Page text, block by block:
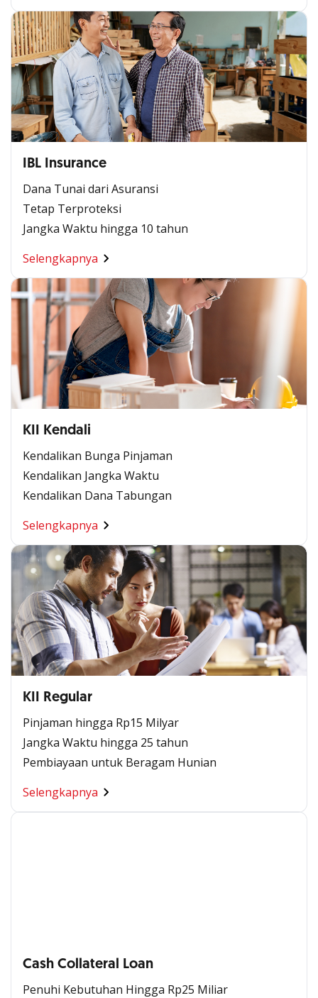
IBL Insurance
Dana Tunai dari Asuransi
Tetap Terproteksi
Jangka Waktu hingga 10 tahun
Selengkapnya
KII Kendali
Kendalikan Bunga Pinjaman
Kendalikan Jangka Waktu
Kendalikan Dana Tabungan
Selengkapnya
KII Regular
Pinjaman hingga Rp15 Milyar
Jangka Waktu hingga 25 tahun
Pembiayaan untuk Beragam Hunian
Selengkapnya
Cash Collateral Loan
Penuhi Kebutuhan Hingga Rp25 Miliar